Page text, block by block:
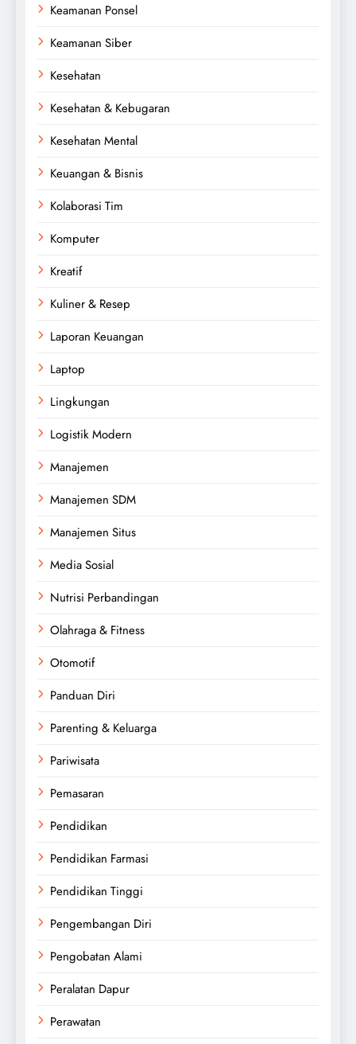
Keamanan Ponsel
Keamanan Siber
Kesehatan
Kesehatan & Kebugaran
Kesehatan Mental
Keuangan & Bisnis
Kolaborasi Tim
Komputer
Kreatif
Kuliner & Resep
Laporan Keuangan
Laptop
Lingkungan
Logistik Modern
Manajemen
Manajemen SDM
Manajemen Situs
Media Sosial
Nutrisi Perbandingan
Olahraga & Fitness
Otomotif
Panduan Diri
Parenting & Keluarga
Pariwisata
Pemasaran
Pendidikan
Pendidikan Farmasi
Pendidikan Tinggi
Pengembangan Diri
Pengobatan Alami
Peralatan Dapur
Perawatan